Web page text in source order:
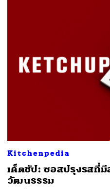
Kitchenpedia
เค็ตชัป: ซอสปรุงรสที่
วัฒนธรรม